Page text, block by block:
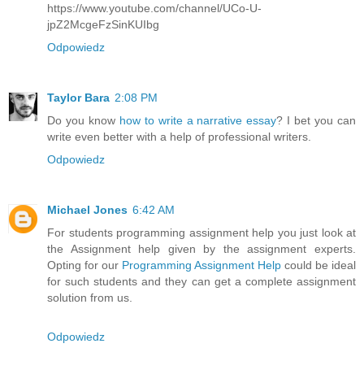
https://www.youtube.com/channel/UCo-U-
jpZ2McgeFzSinKUIbg
Odpowiedz
Taylor Bara 2:08 PM
Do you know how to write a narrative essay? I bet you can
write even better with a help of professional writers.
Odpowiedz
Michael Jones 6:42 AM
For students programming assignment help you just look at
the Assignment help given by the assignment experts.
Opting for our Programming Assignment Help could be ideal
for such students and they can get a complete assignment
solution from us.
Odpowiedz